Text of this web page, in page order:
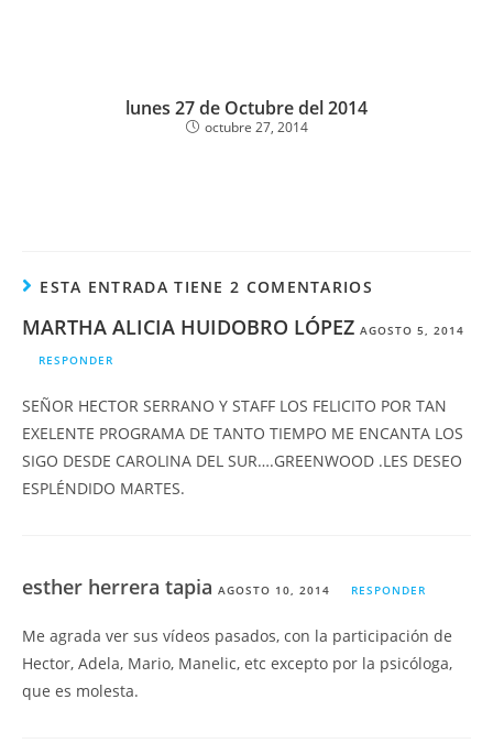
lunes 27 de Octubre del 2014
octubre 27, 2014
ESTA ENTRADA TIENE 2 COMENTARIOS
MARTHA ALICIA HUIDOBRO LÓPEZ AGOSTO 5, 2014
RESPONDER
SEÑOR HECTOR SERRANO Y STAFF LOS FELICITO POR TAN
EXELENTE PROGRAMA DE TANTO TIEMPO ME ENCANTA LOS
SIGO DESDE CAROLINA DEL SUR….GREENWOOD .LES DESEO
ESPLÉNDIDO MARTES.
esther herrera tapia AGOSTO 10, 2014 RESPONDER
Me agrada ver sus vídeos pasados, con la participación de
Hector, Adela, Mario, Manelic, etc excepto por la psicóloga,
que es molesta.